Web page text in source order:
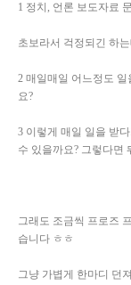
1 정치, 언론 보도자료
초보라서 걱정되긴 하
2 매일매일 어느정도
요?
3 이렇게 매일 일을 받
수 있을까요? 그렇다면
그래도 조금씩 프로즈
습니다 ㅎㅎ
그냥 가볍게 한마디 던